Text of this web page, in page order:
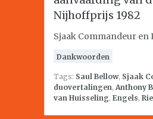
Nijhoffprijs 1982
Sjaak Commandeur en
Dankwoorden
Tags: Saul Bellow, Sjaak
duovertalingen, Anthony
van Huisseling, Engels,